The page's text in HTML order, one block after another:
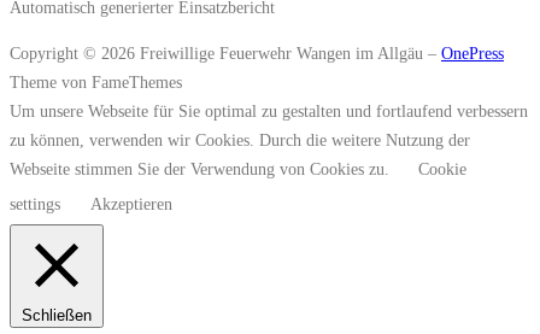
Automatisch generierter Einsatzbericht
Copyright © 2026 Freiwillige Feuerwehr Wangen im Allgäu – OnePress
Theme von FameThemes
Um unsere Webseite für Sie optimal zu gestalten und fortlaufend verbessern
zu können, verwenden wir Cookies. Durch die weitere Nutzung der
Webseite stimmen Sie der Verwendung von Cookies zu.
Cookie
settings
Akzeptieren
Schließen